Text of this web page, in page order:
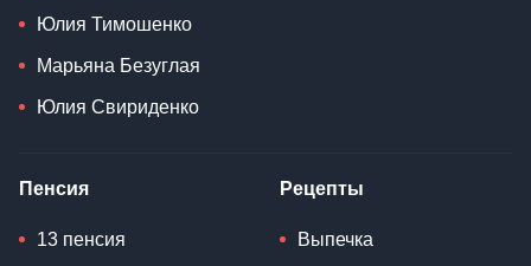
Юлия Тимошенко
Марьяна Безуглая
Юлия Свириденко
Пенсия
13 пенсия
Рецепты
Выпечка